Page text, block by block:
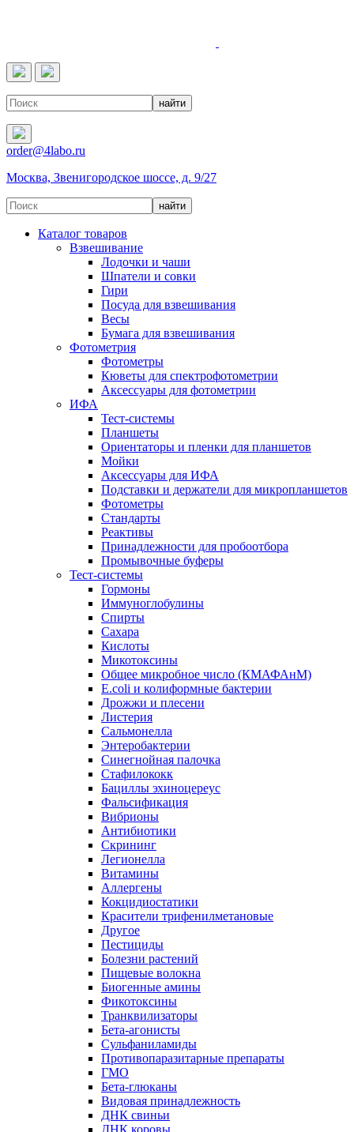
order@4labo.ru
Москва, Звенигородское шоссе, д. 9/27
Каталог товаров
Взвешивание
Лодочки и чаши
Шпатели и совки
Гири
Посуда для взвешивания
Весы
Бумага для взвешивания
Фотометрия
Фотометры
Кюветы для спектрофотометрии
Аксессуары для фотометрии
ИФА
Тест-системы
Планшеты
Ориентаторы и пленки для планшетов
Мойки
Аксессуары для ИФА
Подставки и держатели для микропланшетов
Фотометры
Стандарты
Реактивы
Принадлежности для пробоотбора
Промывочные буферы
Тест-системы
Гормоны
Иммуноглобулины
Спирты
Сахара
Кислоты
Микотоксины
Общее микробное число (КМАФАнМ)
E.coli и колиформные бактерии
Дрожжи и плесени
Листерия
Сальмонелла
Энтеробактерии
Синегнойная палочка
Стафилококк
Бациллы эхиноцереус
Фальсификация
Вибрионы
Антибиотики
Скрининг
Легионелла
Витамины
Аллергены
Кокцидиостатики
Красители трифенилметановые
Другое
Пестициды
Болезни растений
Пищевые волокна
Биогенные амины
Фикотоксины
Транквилизаторы
Бета-агонисты
Сульфаниламиды
Противопаразитарные препараты
ГМО
Бета-глюканы
Видовая принадлежность
ДНК свиньи
ДНК коровы